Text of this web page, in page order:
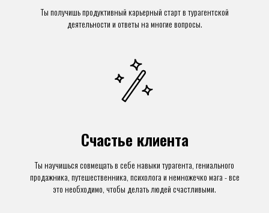
Ты получишь продуктивный карьерный старт в турагентской
деятельности и ответы на многие вопросы.
Счастье клиента
Ты научишься совмещать в себе навыки турагента, гениального
продажника, путешественника, психолога и немножечко мага - все
это необходимо, чтобы делать людей счастливыми.